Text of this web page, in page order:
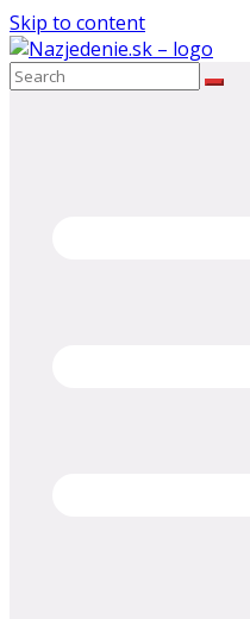
Skip to content